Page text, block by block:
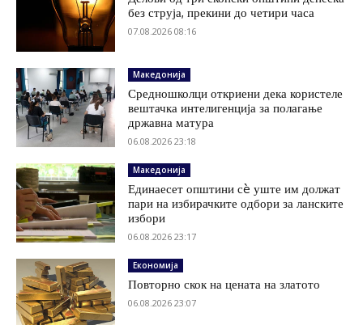
без струја, прекини до четири часа
07.08.2026 08:16
Македонија
Средношколци откриени дека користеле
вештачка интелигенција за полагање
државна матура
06.08.2026 23:18
Македонија
Единаесет општини сè уште им должат
пари на избирачките одбори за ланските
избори
06.08.2026 23:17
Економија
Повторно скок на цената на златото
06.08.2026 23:07